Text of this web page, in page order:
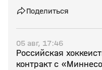
Поделиться
05 авг, 17:46
Российская
контракт с